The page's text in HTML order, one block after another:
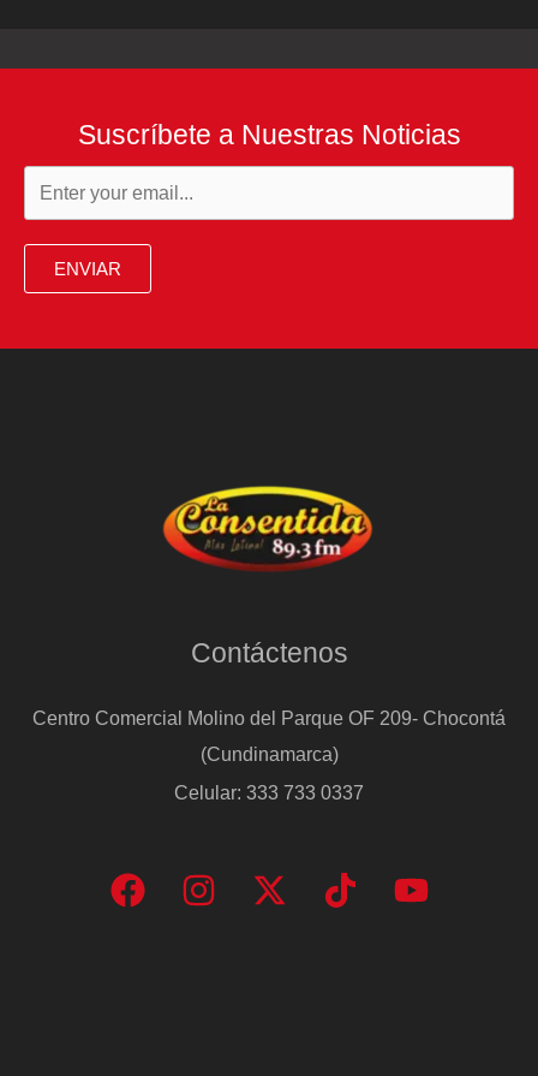
Suscríbete a Nuestras Noticias
ENVIAR
Contáctenos
Centro Comercial Molino del Parque OF 209- Chocontá
(Cundinamarca)
Celular: 333 733 0337